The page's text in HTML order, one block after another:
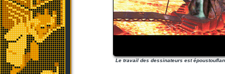
Le travail des dessinateurs est